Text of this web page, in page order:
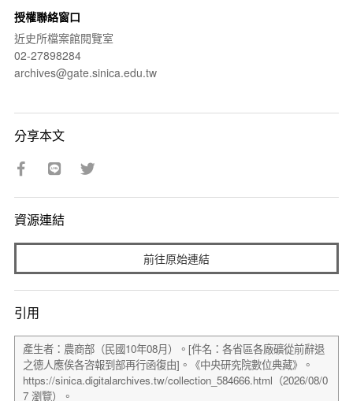
授權聯絡窗口
近史所檔案館閱覽室
02-27898284
archives@gate.sinica.edu.tw
分享本文
資源連結
前往原始連結
引用